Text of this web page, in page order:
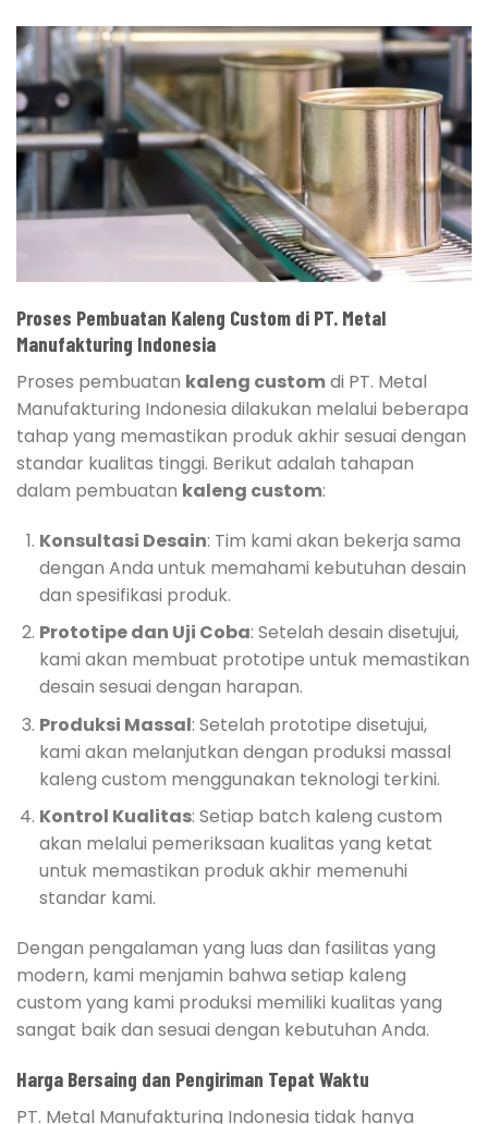
Proses Pembuatan Kaleng Custom di PT. Metal
Manufakturing Indonesia
Proses pembuatan kaleng customdi PT. Metal
Manufakturing Indonesia dilakukan melalui beberapa
tahap yang memastikan produk akhir sesuai dengan
standar kualitas tinggi. Berikut adalah tahapan
dalam pembuatan kaleng custom:
Konsultasi Desain: Tim kami akan bekerja sama
dengan Anda untuk memahami kebutuhan desain
dan spesifikasi produk.
Prototipe dan Uji Coba: Setelah desain disetujui,
kami akan membuat prototipe untuk memastikan
desain sesuai dengan harapan.
Produksi Massal: Setelah prototipe disetujui,
kami akan melanjutkan dengan produksi massal
kaleng custom menggunakan teknologi terkini.
Kontrol Kualitas: Setiap batch kaleng custom
akan melalui pemeriksaan kualitas yang ketat
untuk memastikan produk akhir memenuhi
standar kami.
Dengan pengalaman yang luas dan fasilitas yang
modern, kami menjamin bahwa setiap kaleng
custom yang kami produksi memiliki kualitas yang
sangat baik dan sesuai dengan kebutuhan Anda.
Harga Bersaing dan Pengiriman Tepat Waktu
PT. Metal Manufakturing Indonesia tidak hanya